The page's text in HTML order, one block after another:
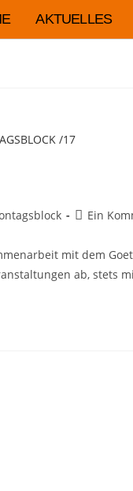
AKTUELLES
Ein
mit dem
ab, stets